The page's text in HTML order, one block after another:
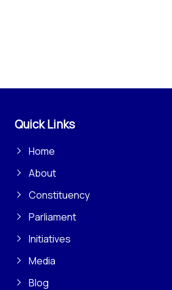
Quick Links
Home
About
Constituency
Parliament
Initiatives
Media
Blog